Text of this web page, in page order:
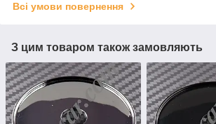
Всі умови повернення
З цим товаром також замовляють